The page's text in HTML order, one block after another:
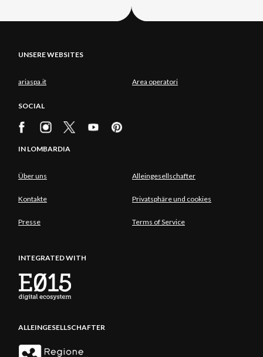
UNSERE WEBSITES
ariaspa.it Area operatori
SOCIAL
IN LOMBARDIA
Über uns Alleingesellschafter
Kontakte Privatsphäre und cookies
Presse Terms of Service
INTEGRATED WITH
ALLEINGESELLSCHAFTER